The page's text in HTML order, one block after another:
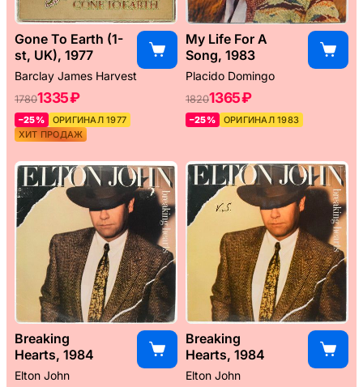
Gone To Earth (1-
st, UK), 1977
Barclay James Harvest
17801335 ₽
–25%
ОРИГИНАЛ 1977
ХИТ ПРОДАЖ
My Life For A
Song, 1983
Placido Domingo
18201365 ₽
–25% ОРИГИНАЛ 1983
Breaking
Hearts, 1984
Elton John
Breaking
Hearts, 1984
Elton John